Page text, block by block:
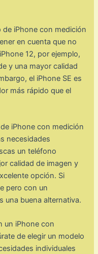
de iPhone con medición
en cuenta que no
12, por ejemplo,
y una mayor calidad
el iPhone SE es
más rápido que el
iPhone con medición
necesidades
un teléfono
calidad de imagen y
opción. Si
pero con un
una buena alternativa.
un iPhone con
de elegir un modelo
individuales